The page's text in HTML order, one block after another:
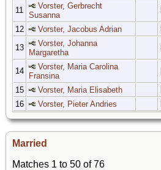
11
Vorster, Gerbrecht
Susanna
12 Vorster, Jacobus Adrian
13
Vorster, Johanna
Margaretha
14
Vorster, Maria Carolina
Fransina
15 Vorster, Maria Elisabeth
16
Vorster, Pieter Andries
Married
Matches 1 to 50 of 76